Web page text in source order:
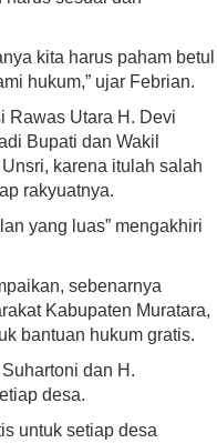
kita harus paham betul
hukum,” ujar Febrian.
Rawas Utara H. Devi
Bupati dan Wakil
karena itulah salah
rakyuatnya.
yang luas” mengakhiri
sebenarnya
Kabupaten Muratara,
bantuan hukum gratis.
dan H.
desa.
untuk setiap desa